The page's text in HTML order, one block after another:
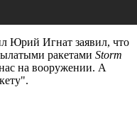
Юрий Игнат заявил, что
ракетами Storm
на вооружении. А